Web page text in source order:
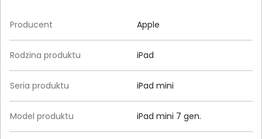
Producent Apple
Rodzina produktu iPad
Seria produktu iPad mini
Model produktu iPad mini 7 gen.